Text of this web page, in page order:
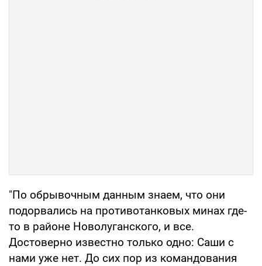
"По обрывочным данным знаем, что они
подорвались на противотанковых минах где-
то в районе Новолуганского, и все.
Достоверно известно только одно: Саши с
нами уже нет. До сих пор из командования